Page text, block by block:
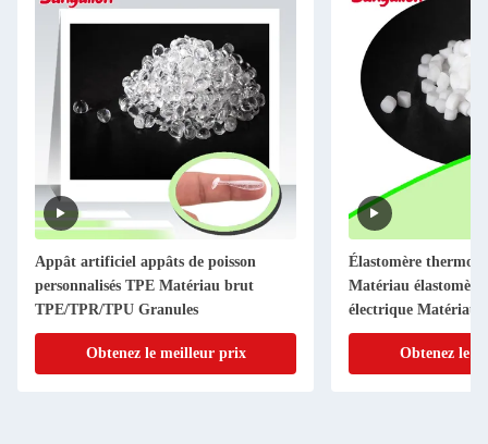
Appât artificiel appâts de poisson
personnalisés TPE Matériau brut
TPE/TPR/TPU Granules
Obtenez le meilleur prix
Élastomère
Matériau
électrique Matériau
Obtenez le